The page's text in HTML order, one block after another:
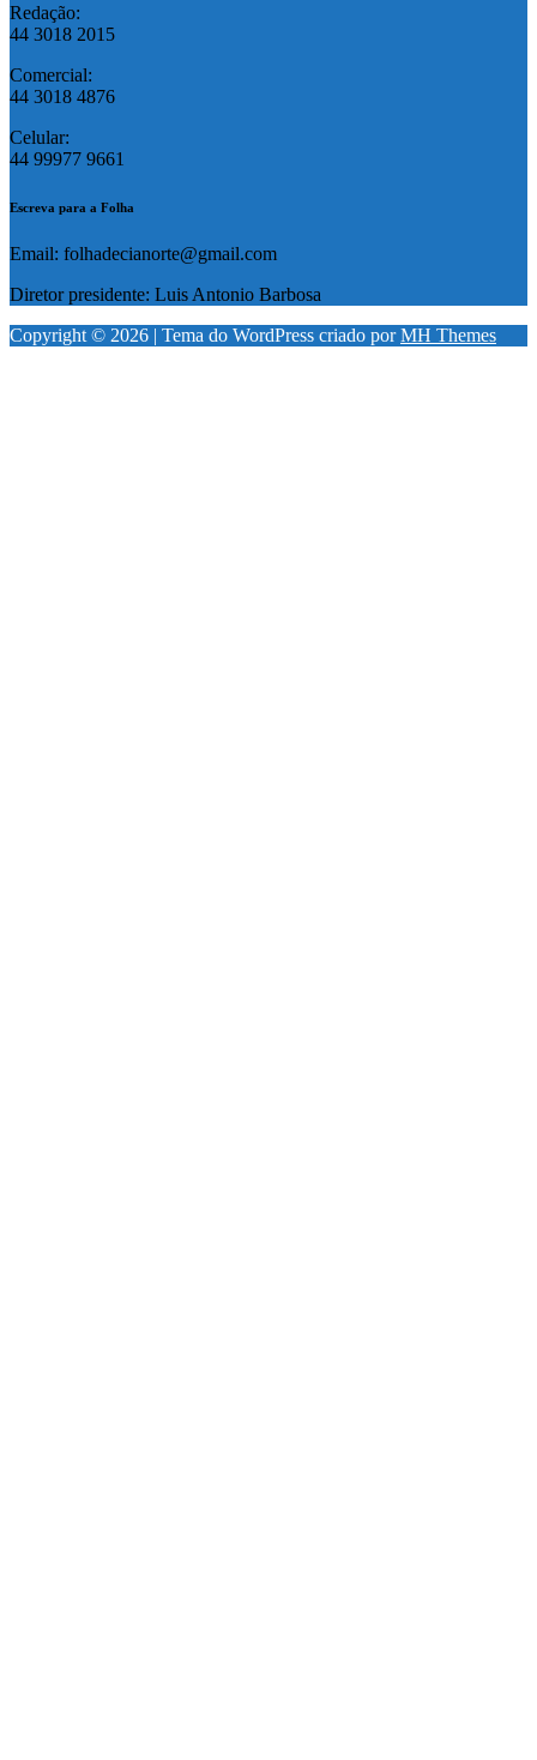
Redação:
44 3018 2015
Comercial:
44 3018 4876
Celular:
44 99977 9661
Escreva para a Folha
Email: folhadecianorte@gmail.com
Diretor presidente: Luis Antonio Barbosa
Copyright © 2026 | Tema do WordPress criado porMH Themes